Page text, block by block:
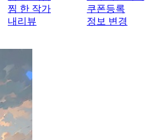
찜 한 작가
내리뷰
쿠폰등록
정보 변경